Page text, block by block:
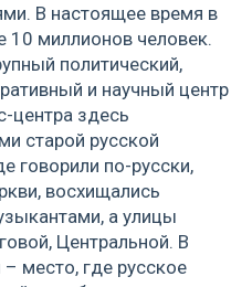
В настоящее время в
миллионов человек.
политический,
и научный центр
центра здесь
старой русской
говорили по-русски,
восхищались
а улицы
Центральной. В
– место, где русское